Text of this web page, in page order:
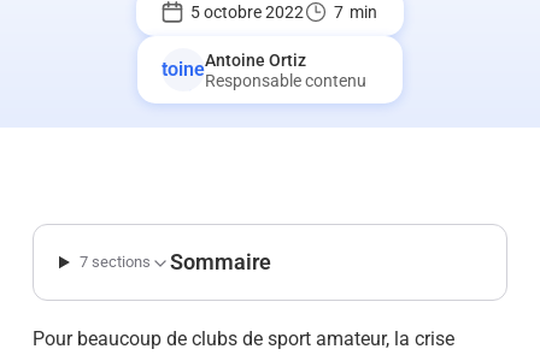
5 octobre 2022 7 min
Antoine Ortiz
Responsable contenu
7 sections Sommaire
Pour beaucoup de clubs de sport amateur, la crise